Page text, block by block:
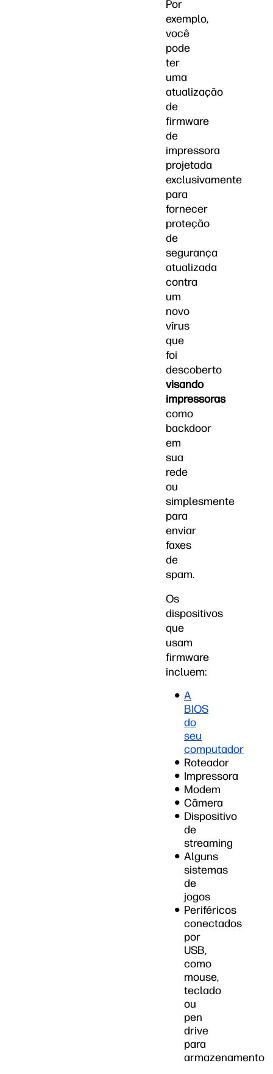
Por
exemplo,
você
pode
ter
uma
atualização
de
firmware
de
impressora
projetada
exclusivamente
para
fornecer
proteção
de
segurança
atualizada
contra
um
novo
vírus
que
foi
descoberto
visando
impressoras
como
backdoor
em
sua
rede
ou
simplesmente
para
enviar
faxes
de
spam.
Os
dispositivos
que
usam
firmware
incluem:
A
BIOS
do
seu
computador
Roteador
Impressora
Modem
Câmera
Dispositivo
de
streaming
Alguns
sistemas
de
jogos
Periféricos
conectados
por
USB,
como
mouse,
teclado
ou
pen
drive
para
armazenamento